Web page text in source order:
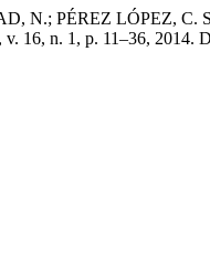
PÉREZ LÓPEZ, C.
, v. 16, n. 1, p. 11–36, 2014.